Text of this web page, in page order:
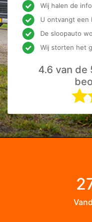
Wij halen de
U ontvangt een
De sloopauto
Wij storten het
4.6 van de